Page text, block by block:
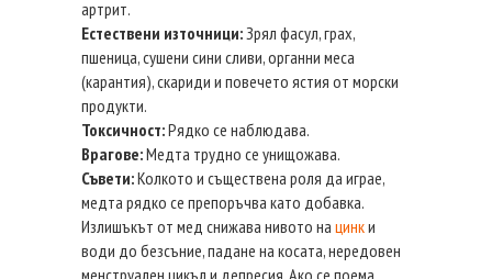
артрит.
Естествени източници: Зрял фасул, грах,
пшеница, сушени сини сливи, органни меса
(карантия), скариди и повечето ястия от морски
продукти.
Токсичност:Рядко се наблюдава.
Врагове:Медта трудно се унищожава.
Съвети:Колкото и съществена роля да играе,
медта рядко се препоръчва като добавка.
Излишъкът от мед снижава нивото на цинки
води до безсъние, падане на косата, нередовен
менструален цикъл и депресия. Ако се поема